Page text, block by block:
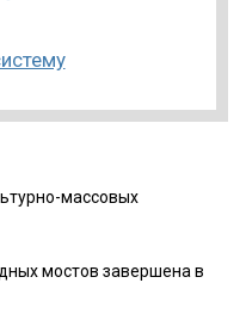
массовых
мостов завершена в